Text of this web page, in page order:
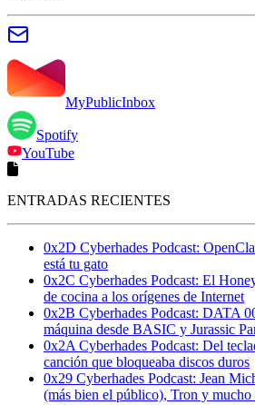
MyPublicInbox
Spotify
YouTube
ENTRADAS RECIENTES
0x2D Cyberhades Podcast:
está tu gato
0x2C Cyberhades Podcast: El
de cocina a los orígenes de Internet
0x2B Cyberhades Podcast: DATA
máquina desde BASIC y Jurassic
0x2A Cyberhades Podcast: Del
canción que bloqueaba discos duros
0x29 Cyberhades Podcast: Jean
(más bien el público), Tron y mucho